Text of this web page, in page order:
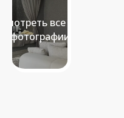
Смотреть все 14
фотографии